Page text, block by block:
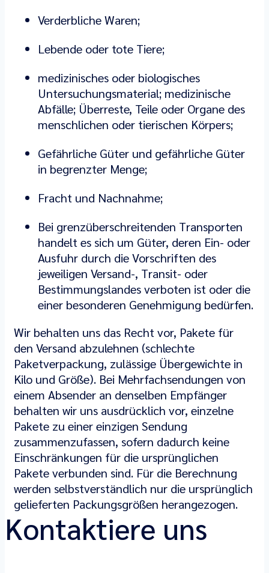
Verderbliche Waren;
Lebende oder tote Tiere;
medizinisches oder biologisches
Untersuchungsmaterial; medizinische
Abfälle; Überreste, Teile oder Organe des
menschlichen oder tierischen Körpers;
Gefährliche Güter und gefährliche Güter
in begrenzter Menge;
Fracht und Nachnahme;
Bei grenzüberschreitenden Transporten
handelt es sich um Güter, deren Ein- oder
Ausfuhr durch die Vorschriften des
jeweiligen Versand-, Transit- oder
Bestimmungslandes verboten ist oder die
einer besonderen Genehmigung bedürfen.
Wir behalten uns das Recht vor, Pakete für
den Versand abzulehnen (schlechte
Paketverpackung, zulässige Übergewichte in
Kilo und Größe). Bei Mehrfachsendungen von
einem Absender an denselben Empfänger
behalten wir uns ausdrücklich vor, einzelne
Pakete zu einer einzigen Sendung
zusammenzufassen, sofern dadurch keine
Einschränkungen für die ursprünglichen
Pakete verbunden sind. Für die Berechnung
werden selbstverständlich nur die ursprünglich
gelieferten Packungsgrößen herangezogen.
Kontaktiere uns